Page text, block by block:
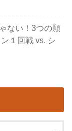
ない！3つの願
１回戦 vs. シ